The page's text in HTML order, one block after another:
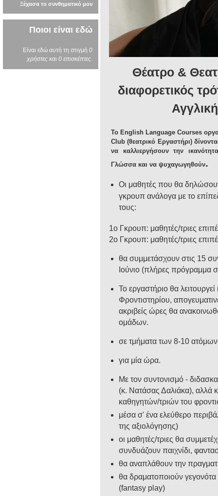
Ξέχασα το συνθηματικό μου
Ποιοι είναι εδώ
Είναι εδώ αυτή τη στιγμή 0
χρήστες και 0 επισκέπτες
Θέατρο &
διαφορετικός
Το English Language Courses
Club (θεατρικό Εργαστήρι)
να καλλιεργήσουν την
Γλώσσα και να ψυχαγωγηθούν.
Οι μαθητές που θα
γκρουπ ανάλογα με το
τους:
1ο Γκρουπ: μαθητές/τριες
2ο Γκρουπ: μαθητές/τριες
θα συμμετάσχουν στις 15
Ιούνιο (πλήρες πρόγραμμα
Το εργαστήριο θα
Φροντιστηρίου,
ακριβείς ώρες θα
ομάδων.
σε τμήματα των 8-10 ατόμων
για μία ώρα.
Με τον συντονισμό -
(κ. Νατάσας Δαλιάκα), αλλά
καθηγητών/τριών του
μέσα σ' ένα ελεύθερο
της αξιολόγησης)
οι μαθητές/τριες θα
συνδυάζουν παιχνίδι,
θα αναπλάθουν την
θα δραματοποιούν
(fantasy play)